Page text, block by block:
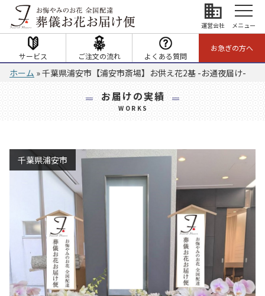
business
運営会社 メニュー
サービス ご注文の流れ よくある質問
お急ぎの方へ
ホーム »千葉県浦安市【浦安市斎場】お供え花2基 -お通夜届け-
お届けの実績
WORKS
千葉県浦安市